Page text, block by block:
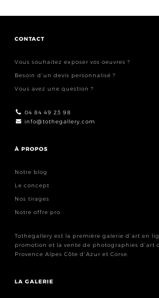
CONTACT
Vous souhaitez exposer vos oeuvres ?
Besoin d’un devis personnalisé ?
Vous avez une question ?
04 84 49 23 98
info@tothegallery.com
À PROPOS
Notre blog
Le concept
Nos tirages
Notre offre pro
Tothegallery est la première galerie d’art en
promotion et la vente de photographies d’art
Provence Alpes Côte d’Azur et Corse.
LA GALERIE